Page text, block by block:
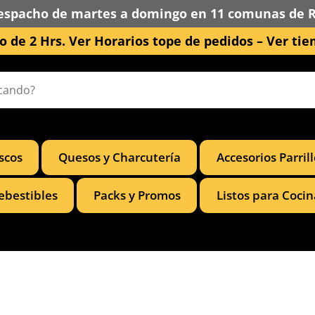
de martes a domingo en 11 comunas de
de 2 Hrs. Ver Horarios tope de pedidos – Ver
Quesos y Charcutería Accesorios
Packs y Promos Listos para